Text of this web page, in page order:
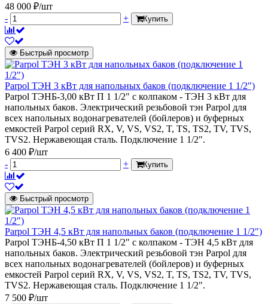
48 000 ₽/шт
-
+ Купить
Быстрый просмотр
Parpol ТЭН 3 кВт для напольных баков (подключение 1 1/2")
Parpol ТЭНБ-3,00 кВт П 1 1/2" с колпаком - ТЭН 3 кВт для
напольных баков. Электрический резьбовой тэн Parpol для
всех напольных водонагревателей (бойлеров) и буферных
емкостей Parpol серий RX, V, VS, VS2, T, TS, TS2, TV, TVS,
TVS2. Нержавеющая сталь. Подключение 1 1/2".
6 400 ₽/шт
-
+ Купить
Быстрый просмотр
Parpol ТЭН 4,5 кВт для напольных баков (подключение 1 1/2")
Parpol ТЭНБ-4,50 кВт П 1 1/2" с колпаком - ТЭН 4,5 кВт для
напольных баков. Электрический резьбовой тэн Parpol для
всех напольных водонагревателей (бойлеров) и буферных
емкостей Parpol серий RX, V, VS, VS2, T, TS, TS2, TV, TVS,
TVS2. Нержавеющая сталь. Подключение 1 1/2".
7 500 ₽/шт